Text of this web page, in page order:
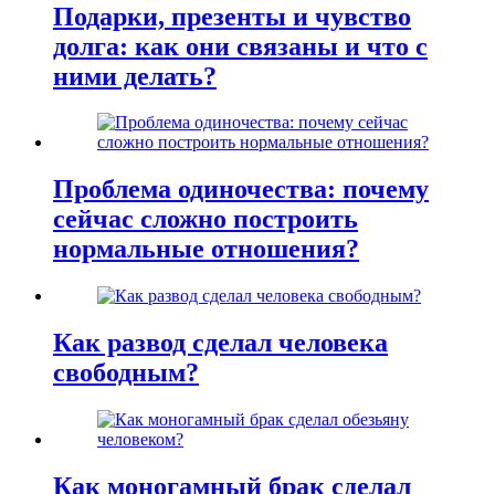
Подарки, презенты и чувство
долга: как они связаны и что с
ними делать?
Проблема одиночества: почему
сейчас сложно построить
нормальные отношения?
Как развод сделал человека
свободным?
Как моногамный брак сделал